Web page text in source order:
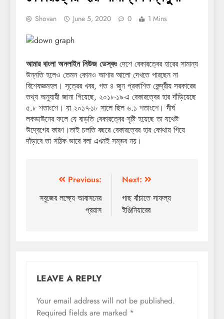
Shovan June 5, 2020 0 1 Mins
আমার বাংলা অনলাইন নিউজ ডেস্কঃদেশে বেকারত্বের হারের সামান্য
উন্নতি হলেও তেমন কোনও আশার আলো দেখতে পারছেন না
বিশেষজ্ঞমহল। সূত্রের খবর, গত ৪ জুন প্রকাশিত কেন্দ্রীয় সরকারের
তথ্য অনুযায়ী জানা গিয়েছে, ২০১৮-১৯-এ বেকারত্বের হার দাঁড়িয়েছে
৫.৮ শতাংশে। যা ২০১৭-১৮ সালে ছিল ৬.১ শতাংশে। দীর্ঘ
লকডাউনের ফলে যে বাড়তি বেকারত্বের সৃষ্টি হয়েছে তা যথেষ্ট
উদ্বেগের কারণ।তাই চলতি বছরে বেকারত্বের হার কোথায় গিয়ে
দাঁড়াবে তা সঠিক ভাবে বলা এখনই সম্ভব নয়।
navigation
Previous:
সবুজের লক্ষ্যে আবাসনের
প্রয়াস
Next:
গাছ বাঁচাতে সাফল্য
ইঞ্জিনিয়ারের
LEAVE A REPLY
Your email address will not be published.
Required fields are marked *